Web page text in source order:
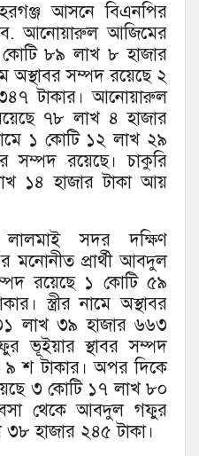
আসনে বিএনপির
অব. আনোয়ারুল আজিমের
৮৯ লাখ ৮ হাজার
অস্থাবর সম্পদ রয়েছে ২
টাকার। আনোয়ারুল
৭৮ লাখ ৪ হাজার
১ কোটি ১২ লাখ ২৯
সম্পদ রয়েছে। চাকুরি
১৪ হাজার টাকা আয়
লালমাই সদর দক্ষিণ
মনোনীত প্রার্থী আবদুল
রয়েছে ১ কোটি ৫৯
স্ত্রীর নামে অস্থাবর
লাখ ৩৯ হাজার ৬৬৩
ভূইয়ার স্থাবর সম্পদ
৯ শ টাকার। অপর দিকে
৩ কোটি ১৭ লাখ ৮০
থেকে আবদুল গফুর
হাজার ২৪৫ টাকা।